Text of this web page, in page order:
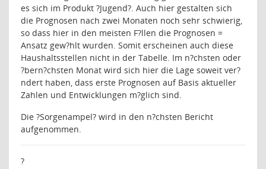
es sich im Produkt ?Jugend?. Auch hier gestalten sich
die Prognosen nach zwei Monaten noch sehr schwierig,
so dass hier in den meisten F?llen die Prognosen =
Ansatz gew?hlt wurden. Somit erscheinen auch diese
Haushaltsstellen nicht in der Tabelle. Im n?chsten oder
?bern?chsten Monat wird sich hier die Lage soweit ver?
ndert haben, dass erste Prognosen auf Basis aktueller
Zahlen und Entwicklungen m?glich sind.
Die ?Sorgenampel? wird in den n?chsten Bericht
aufgenommen.
?